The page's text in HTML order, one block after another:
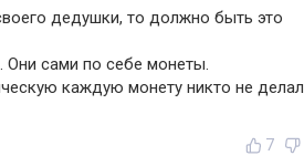
дедушки, то должно быть это
Они сами по себе монеты.
каждую монету никто не делал
7